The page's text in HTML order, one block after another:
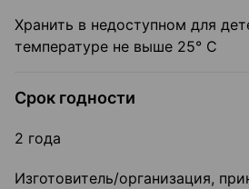
Хранить в недоступном для
температуре не выше 25° С
Срок годности
2 года
Изготовитель/организация,